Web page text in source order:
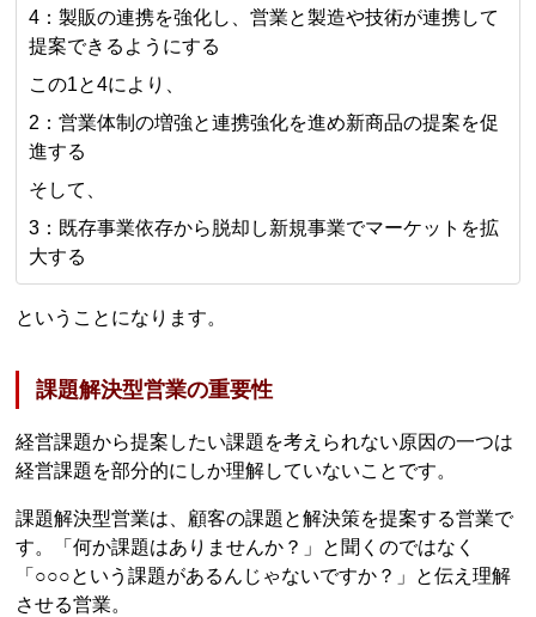
4：製販の連携を強化し、営業と製造や技術が連携して
提案できるようにする
この1と4により、
2：営業体制の増強と連携強化を進め新商品の提案を促
進する
そして、
3：既存事業依存から脱却し新規事業でマーケットを拡
大する
ということになります。
課題解決型営業の重要性
経営課題から提案したい課題を考えられない原因の一つは
経営課題を部分的にしか理解していないことです。
課題解決型営業は、顧客の課題と解決策を提案する営業で
す。「何か課題はありませんか？」と聞くのではなく
「○○○という課題があるんじゃないですか？」と伝え理解
させる営業。